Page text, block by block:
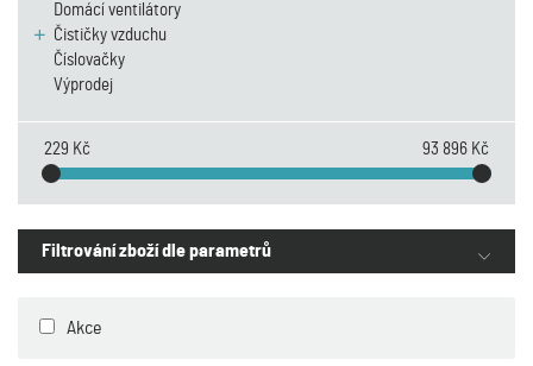
Domácí ventilátory
Čističky vzduchu
Číslovačky
Výprodej
229 Kč 93 896 Kč
Filtrování zboží dle parametrů
Akce